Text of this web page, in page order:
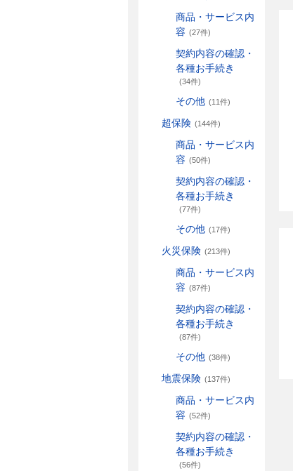
商品・サービス内
容 (27件)
契約内容の確認・
各種お手続き
(34件)
その他 (11件)
超保険 (144件)
商品・サービス内
容 (50件)
契約内容の確認・
各種お手続き
(77件)
その他 (17件)
火災保険 (213件)
商品・サービス内
容 (87件)
契約内容の確認・
各種お手続き
(87件)
その他 (38件)
地震保険 (137件)
商品・サービス内
容 (52件)
契約内容の確認・
各種お手続き
(56件)